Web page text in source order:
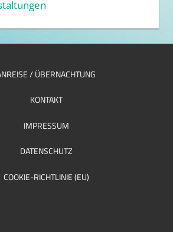
/ ÜBERNACHTUNG
KONTAKT
IMPRESSUM
DATENSCHUTZ
COOKIE-RICHTLINIE (EU)